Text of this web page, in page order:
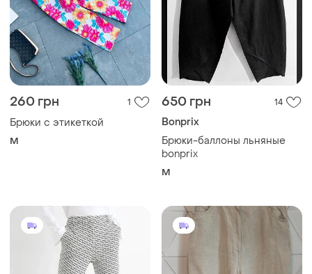
260 грн 1
Брюки с этикеткой
M
650 грн 14
Bonprix
Брюки-баллоны льняные
bonprix
M